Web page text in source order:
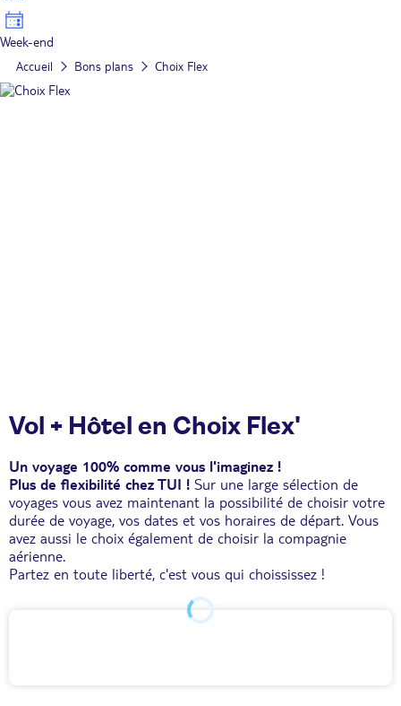
Week-end
Accueil Bons plans Choix Flex
Vol + Hôtel en Choix Flex'
Un voyage 100% comme vous l'imaginez !
Plus de flexibilité chez TUI ! Sur une large sélection de
voyages vous avez maintenant la possibilité de choisir votre
durée de voyage, vos dates et vos horaires de départ. Vous
avez aussi le choix également de choisir la compagnie
aérienne.
Partez en toute liberté, c'est vous qui choississez !